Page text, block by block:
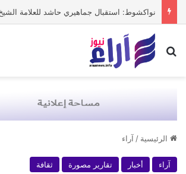
بحث عن
الرئيسية / آراء
آراء أخبار تقارير مصورة ثقافة